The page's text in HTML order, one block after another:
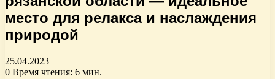
место для релакса и наслаждения
природой
25.04.2023
0 Время чтения: 6 мин.